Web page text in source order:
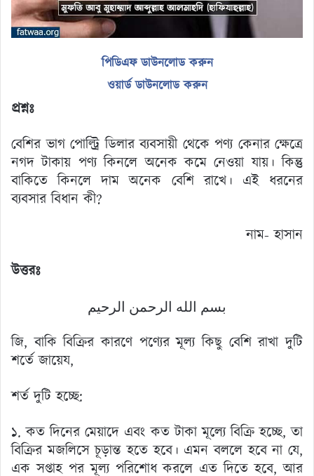
পিডিএফ ডাউনলোড করুন
ওয়ার্ড ডাউনলোড করুন
প্রশ্নঃ
বেশির ভাগ পোল্ট্রি ডিলার ব্যবসায়ী থেকে পণ্য কেনার ক্ষেত্রে
নগদ টাকায় পণ্য কিনলে অনেক কমে নেওয়া যায়। কিন্তু
বাকিতে কিনলে দাম অনেক বেশি রাখে। এই ধরনের
ব্যবসার বিধান কী?
নাম- হাসান
উত্তরঃ
بسم الله الرحمن الرحيم
জি, বাকি বিক্রির কারণে পণ্যের মূল্য কিছু বেশি রাখা দুটি
শর্তে জায়েয,
শর্ত দুটি হচ্ছে:
১. কত দিনের মেয়াদে এবং কত টাকা মূল্যে বিক্রি হচ্ছে, তা
বিক্রির মজলিসে চূড়ান্ত হতে হবে। এমন বললে হবে না যে,
এক সপ্তাহ পর মূল্য পরিশোধ করলে এত দিতে হবে, আর